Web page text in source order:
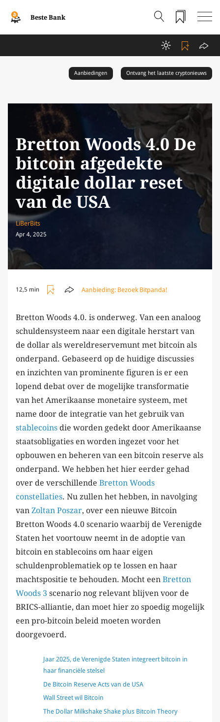
Beste Bank
Aanbiedingen Ontvang het laatste cryptonieuws
Bretton Woods 4.0 De
bitcoin afgedekte
digitale dollar reset
van de USA
LiBerBits
Apr 4, 2025
12,5 min Aanbieding: Bezoek Bitpanda!
Bretton Woods 4.0. is onderweg. Van een analoog
schuldensysteem naar een digitale herstart van
de dollar als wereldreservemunt met bitcoin als
onderpand. Gebaseerd op de huidige discussies
en inzichten van prominente figuren is er een
lopend debat over de mogelijke transformatie
van het Amerikaanse monetaire systeem, met
name door de integratie van het gebruik van
stablecoins die worden gedekt door Amerikaanse
staatsobligaties en worden ingezet voor het
opbouwen en beheren van een bitcoin reserve als
onderpand. We hebben het hier eerder gehad
over de verschillende Bretton Woods
constellaties. Nu zullen het hebben, in navolging
van Zoltan Poszar, over een nieuwe Bitcoin
Bretton Woods 4.0 scenario waarbij de Verenigde
Staten het voortouw neemt in de adoptie van
bitcoin en stablecoins om haar eigen
schuldenproblematiek op te lossen en haar
machtspositie te behouden. Mocht een Bretton
Woods 3 scenario nog relevant blijven voor de
BRICS-alliantie, dan moet hier zo spoedig mogelijk
een pro-bitcoin beleid moeten worden
doorgevoerd.
Jaar 2025, de Verenigde Staten integreert bitcoin in
haar financiële stelsel
De Bitcoin Reserve Acts van de USA
Wall Street wil Bitcoin
The Dollar Milkshake Shake plus Bitcoin Theory